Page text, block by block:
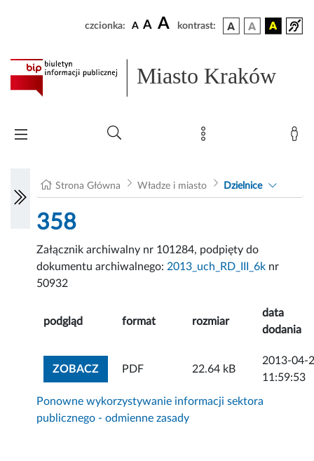
czcionka: A A A kontrast:
Miasto Kraków
Strona Główna Władze i miasto Dzielnice
358
Załącznik archiwalny nr 101284, podpięty do
dokumentu archiwalnego: 2013_uch_RD_III_6k nr
50932
podgląd format rozmiar
data
dodania
ZOBACZZOBACZ ZAŁĄCZNIK
PDF 22.64 kB
2013-04-
11:59:53
Ponowne wykorzystywanie informacji sektora
publicznego - odmienne zasady